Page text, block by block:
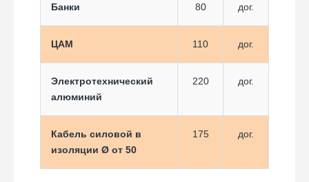
Банки 80 дог.
ЦАМ 110 дог.
Электротехнический
алюминий
220 дог.
Кабель силовой в
изоляции Ø от 50
175 дог.